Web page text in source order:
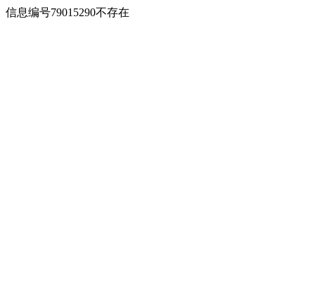
信息编号79015290不存在